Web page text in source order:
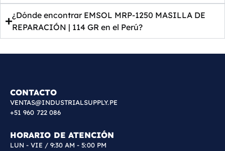
¿Dónde encontrar EMSOL MRP-1250 MASILLA DE
REPARACIÓN | 114 GR en el Perú?
CONTACTO
VENTAS@INDUSTRIALSUPPLY.PE
+51 960 722 086
HORARIO DE ATENCIÓN
LUN - VIE / 9:30 AM - 5:00 PM